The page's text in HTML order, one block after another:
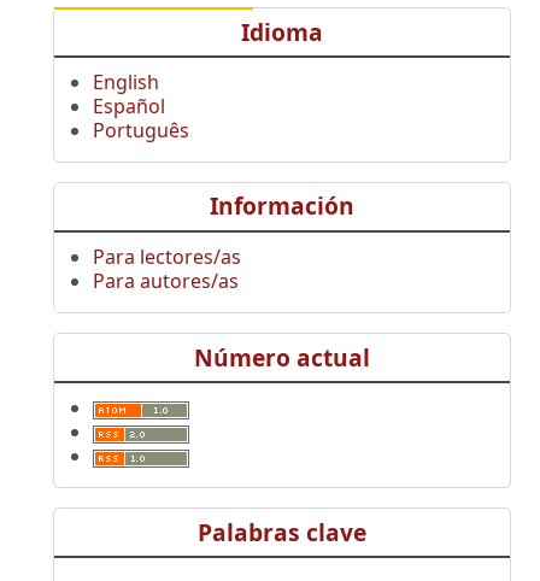
Idioma
English
Español
Português
Información
Para lectores/as
Para autores/as
Número actual
Palabras clave